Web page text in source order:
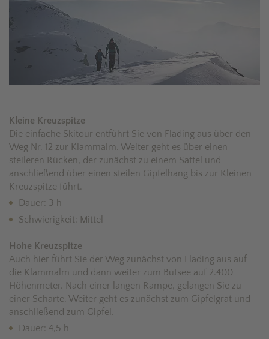
Kleine Kreuzspitze
Die einfache Skitour entführt Sie von Flading aus über den
Weg Nr. 12 zur Klammalm. Weiter geht es über einen
steileren Rücken, der zunächst zu einem Sattel und
anschließend über einen steilen Gipfelhang bis zur Kleinen
Kreuzspitze führt.
Dauer: 3 h
Schwierigkeit: Mittel
Hohe Kreuzspitze
Auch hier führt Sie der Weg zunächst von Flading aus auf
die Klammalm und dann weiter zum Butsee auf 2.400
Höhenmeter. Nach einer langen Rampe, gelangen Sie zu
einer Scharte. Weiter geht es zunächst zum Gipfelgrat und
anschließend zum Gipfel.
Dauer: 4,5 h